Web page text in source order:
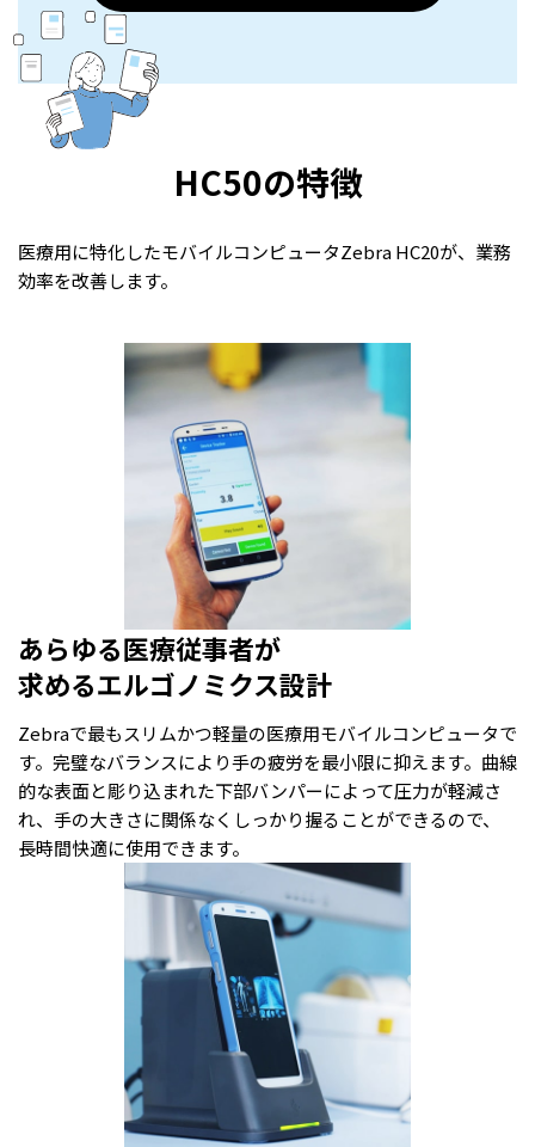
HC50の特徴
医療用に特化したモバイルコンピュータZebra HC20が、業務
効率を改善します。
あらゆる医療従事者が
求めるエルゴノミクス設計
Zebraで最もスリムかつ軽量の医療用モバイルコンピュータで
す。完璧なバランスにより手の疲労を最小限に抑えます。曲線
的な表面と彫り込まれた下部バンパーによって圧力が軽減さ
れ、手の大きさに関係なくしっかり握ることができるので、
長時間快適に使用できます。